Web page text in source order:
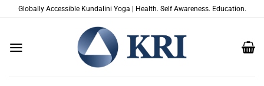
ZumGlobally Accessible Kundalini Yoga | Health. Self Awareness. Education.